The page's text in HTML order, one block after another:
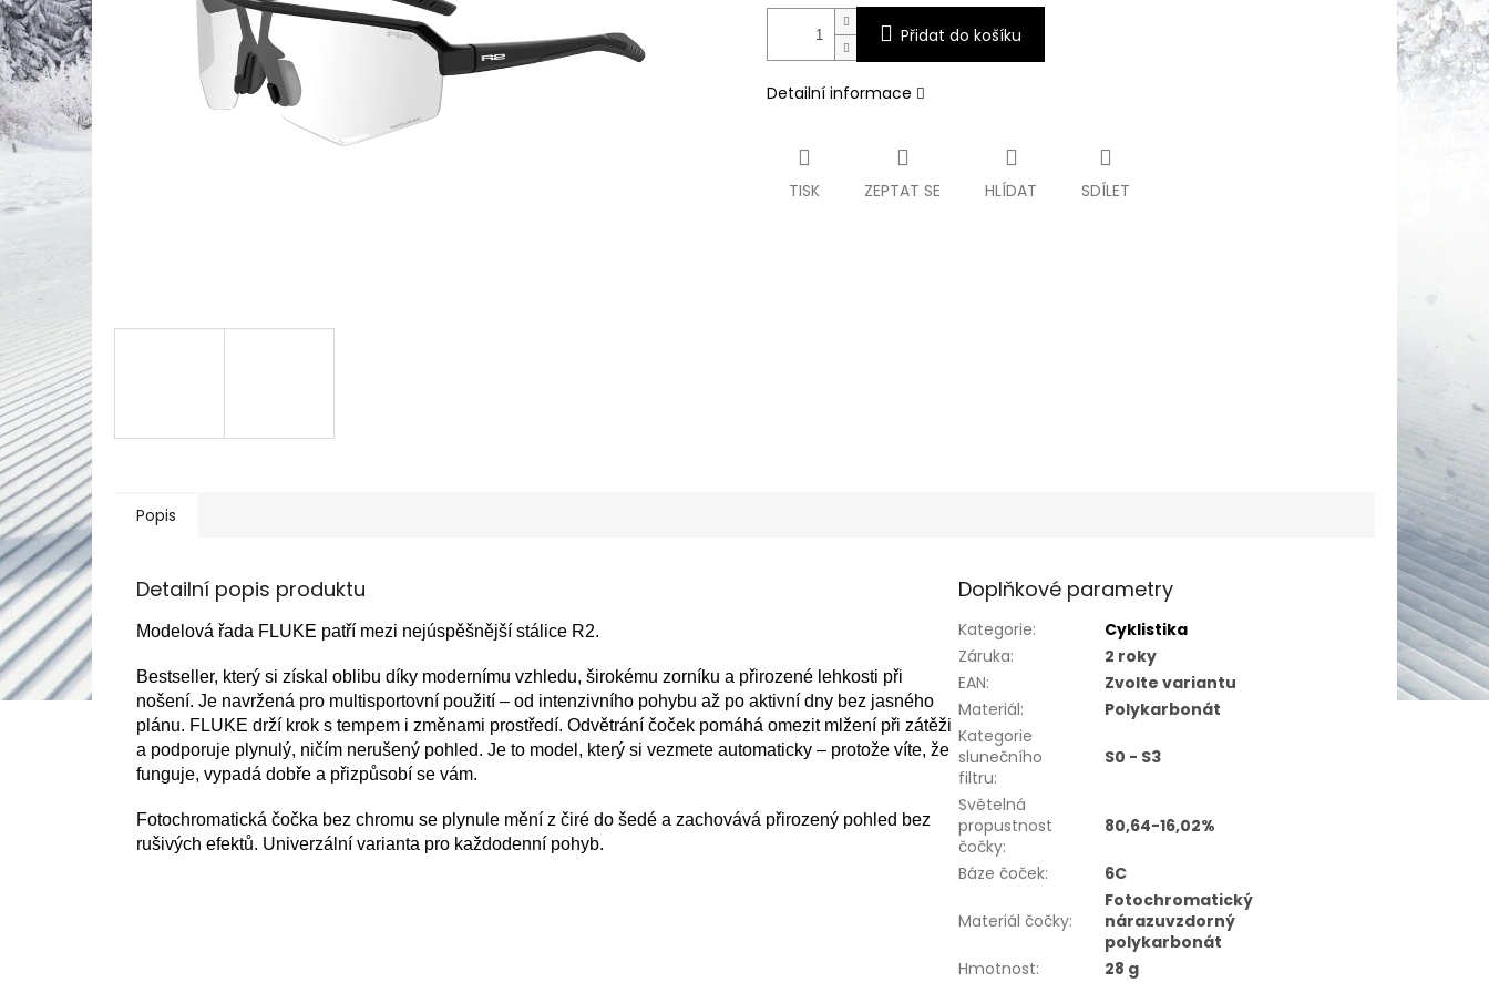
Přidat do košíku
Detailní informace
TISK ZEPTAT SE HLÍDAT SDÍLET
Popis
Detailní popis produktu
Modelová řada FLUKE patří mezi nejúspěšnější stálice R2.
Bestseller, který si získal oblibu díky modernímu vzhledu, širokému zorníku a přirozené lehkosti při
nošení. Je navržená pro multisportovní použití – od intenzivního pohybu až po aktivní dny bez jasného
plánu. FLUKE drží krok s tempem i změnami prostředí. Odvětrání čoček pomáhá omezit mlžení při zátěži
a podporuje plynulý, ničím nerušený pohled. Je to model, který si vezmete automaticky – protože víte, že
funguje, vypadá dobře a přizpůsobí se vám.
Fotochromatická čočka bez chromu se plynule mění z čiré do šedé a zachovává přirozený pohled bez
rušivých efektů. Univerzální varianta pro každodenní pohyb.
Doplňkové parametry
Kategorie:
Cyklistika
Záruka:
2 roky
EAN:
Zvolte variantu
Materiál:
Polykarbonát
Kategorie
slunečního
filtru:
S0 - S3
Světelná
propustnost
čočky:
80,64-16,02%
Báze čoček: 6C
Materiál čočky:
Fotochromatický
nárazuvzdorný
polykarbonát
Hmotnost: 28 g